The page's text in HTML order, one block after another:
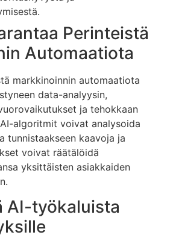
Perinteistä
Automaatiota
markkinoinnin automaatiota
data-analyysin,
ja tehokkaan
algoritmit voivat analysoida
tunnistaakseen kaavoja ja
voivat räätälöidä
yksittäisten asiakkaiden
AI-työkaluista